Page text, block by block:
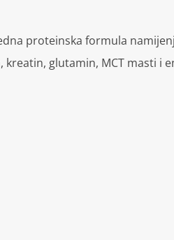
proteinska formula
glutamin, MCT masti i